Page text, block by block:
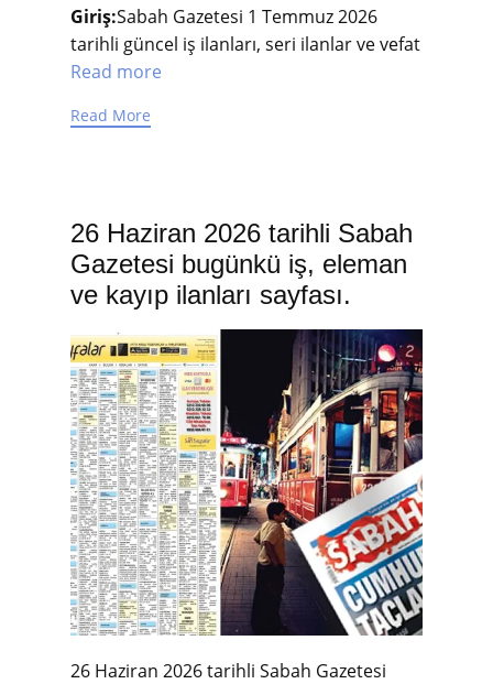
Giriş:Sabah Gazetesi 1 Temmuz 2026
tarihli güncel iş ilanları, seri ilanlar ve vefat
Read more
Read More
26 Haziran 2026 tarihli Sabah
Gazetesi bugünkü iş, eleman
ve kayıp ilanları sayfası.
26 Haziran 2026 tarihli Sabah Gazetesi